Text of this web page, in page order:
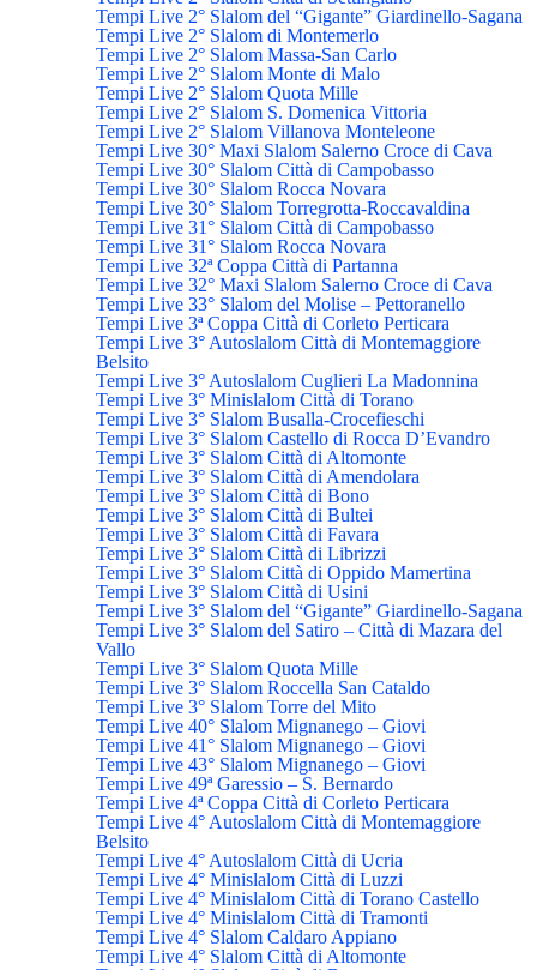
Tempi Live 2° Slalom del “Gigante” Giardinello-Sagana
Tempi Live 2° Slalom di Montemerlo
Tempi Live 2° Slalom Massa-San Carlo
Tempi Live 2° Slalom Monte di Malo
Tempi Live 2° Slalom Quota Mille
Tempi Live 2° Slalom S. Domenica Vittoria
Tempi Live 2° Slalom Villanova Monteleone
Tempi Live 30° Maxi Slalom Salerno Croce di Cava
Tempi Live 30° Slalom Città di Campobasso
Tempi Live 30° Slalom Rocca Novara
Tempi Live 30° Slalom Torregrotta-Roccavaldina
Tempi Live 31° Slalom Città di Campobasso
Tempi Live 31° Slalom Rocca Novara
Tempi Live 32ª Coppa Città di Partanna
Tempi Live 32° Maxi Slalom Salerno Croce di Cava
Tempi Live 33° Slalom del Molise – Pettoranello
Tempi Live 3ª Coppa Città di Corleto Perticara
Tempi Live 3° Autoslalom Città di Montemaggiore
Belsito
Tempi Live 3° Autoslalom Cuglieri La Madonnina
Tempi Live 3° Minislalom Città di Torano
Tempi Live 3° Slalom Busalla-Crocefieschi
Tempi Live 3° Slalom Castello di Rocca D’Evandro
Tempi Live 3° Slalom Città di Altomonte
Tempi Live 3° Slalom Città di Amendolara
Tempi Live 3° Slalom Città di Bono
Tempi Live 3° Slalom Città di Bultei
Tempi Live 3° Slalom Città di Favara
Tempi Live 3° Slalom Città di Librizzi
Tempi Live 3° Slalom Città di Oppido Mamertina
Tempi Live 3° Slalom Città di Usini
Tempi Live 3° Slalom del “Gigante” Giardinello-Sagana
Tempi Live 3° Slalom del Satiro – Città di Mazara del
Vallo
Tempi Live 3° Slalom Quota Mille
Tempi Live 3° Slalom Roccella San Cataldo
Tempi Live 3° Slalom Torre del Mito
Tempi Live 40° Slalom Mignanego – Giovi
Tempi Live 41° Slalom Mignanego – Giovi
Tempi Live 43° Slalom Mignanego – Giovi
Tempi Live 49ª Garessio – S. Bernardo
Tempi Live 4ª Coppa Città di Corleto Perticara
Tempi Live 4° Autoslalom Città di Montemaggiore
Belsito
Tempi Live 4° Autoslalom Città di Ucria
Tempi Live 4° Minislalom Città di Luzzi
Tempi Live 4° Minislalom Città di Torano Castello
Tempi Live 4° Minislalom Città di Tramonti
Tempi Live 4° Slalom Caldaro Appiano
Tempi Live 4° Slalom Città di Altomonte